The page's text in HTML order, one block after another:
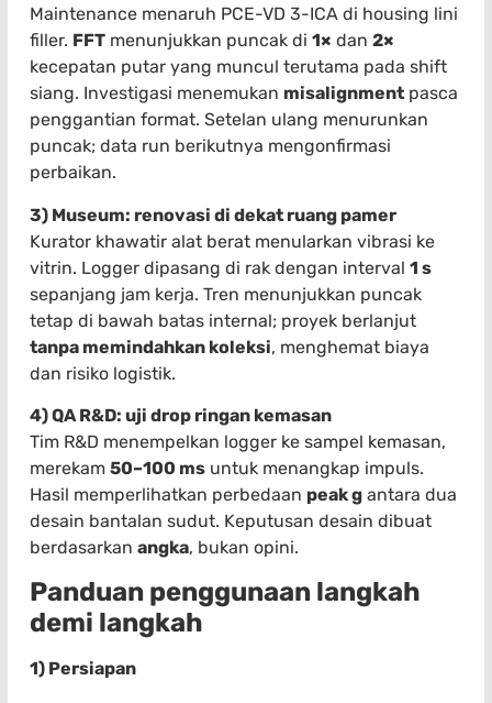
Maintenance menaruh PCE-VD 3-ICA di housing lini
filler. FFT menunjukkan puncak di 1× dan 2×
kecepatan putar yang muncul terutama pada shift
siang. Investigasi menemukan misalignment pasca
penggantian format. Setelan ulang menurunkan
puncak; data run berikutnya mengonfirmasi
perbaikan.
3) Museum: renovasi di dekat ruang pamer
Kurator khawatir alat berat menularkan vibrasi ke
vitrin. Logger dipasang di rak dengan interval 1 s
sepanjang jam kerja. Tren menunjukkan puncak
tetap di bawah batas internal; proyek berlanjut
tanpa memindahkan koleksi, menghemat biaya
dan risiko logistik.
4) QA R&D: uji drop ringan kemasan
Tim R&D menempelkan logger ke sampel kemasan,
merekam 50–100 ms untuk menangkap impuls.
Hasil memperlihatkan perbedaan peak g antara dua
desain bantalan sudut. Keputusan desain dibuat
berdasarkan angka, bukan opini.
Panduan penggunaan langkah
demi langkah
1) Persiapan